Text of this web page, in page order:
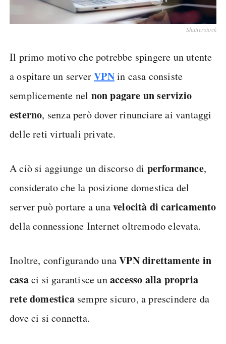
Shutterstock
Il primo motivo che potrebbe spingere un utente
a ospitare un serverVPNin casa consiste
semplicemente nel non pagare un servizio
esterno, senza però dover rinunciare ai vantaggi
delle reti virtuali private.
A ciò si aggiunge un discorso di performance,
considerato che la posizione domestica del
server può portare a unavelocità di caricamento
della connessione Internet oltremodo elevata.
Inoltre, configurando unaVPN direttamente in
casaci si garantisce unaccesso alla propria
rete domesticasempre sicuro, a prescindere da
dove ci si connetta.